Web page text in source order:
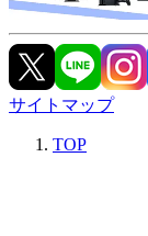
サイトマップ
TOP